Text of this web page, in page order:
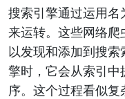
搜索引擎通过运用名
来运转。这些网络爬
以发现和添加到搜
擎时，它会从索引
序。这个过程看似